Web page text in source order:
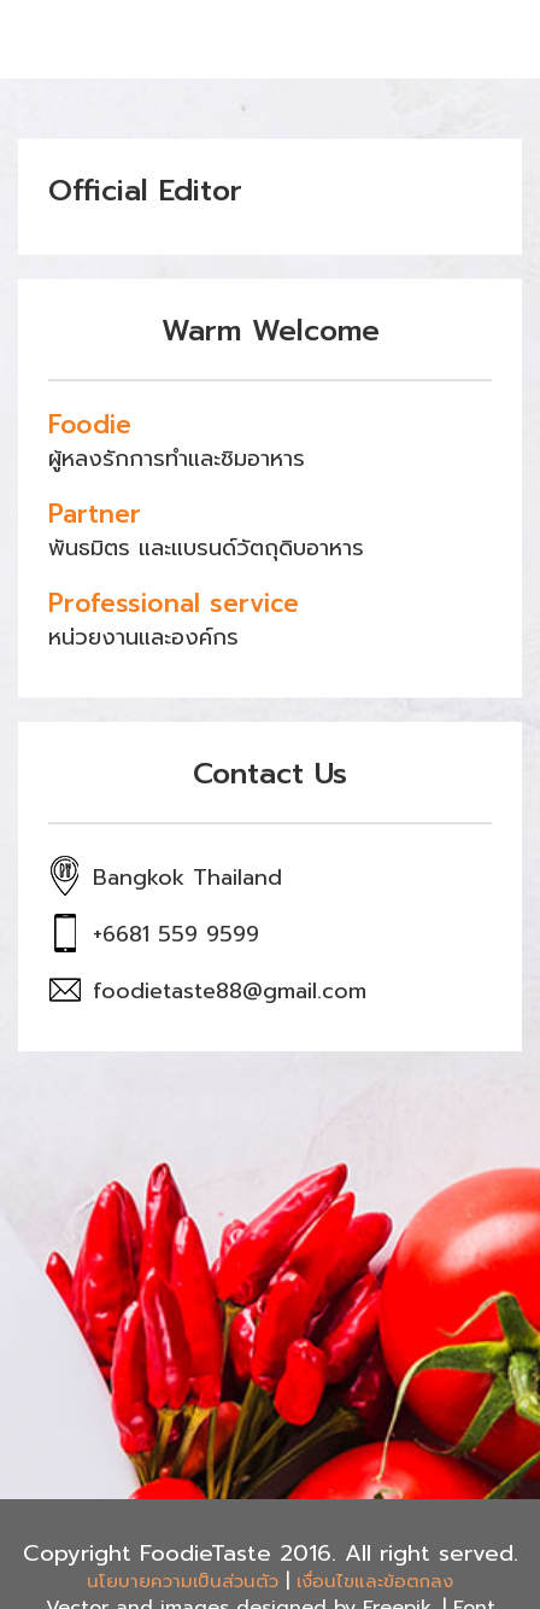
Official Editor
Warm Welcome
Foodie
ผู้หลงรักการทำและชิมอาหาร
Partner
พันธมิตร และแบรนด์วัตถุดิบอาหาร
Professional service
หน่วยงานและองค์กร
Contact Us
Bangkok Thailand
+6681 559 9599
foodietaste88@gmail.com
Copyright FoodieTaste 2016. All right served.
นโยบายความเป็นส่วนตัว | เงื่อนไขและข้อตกลง